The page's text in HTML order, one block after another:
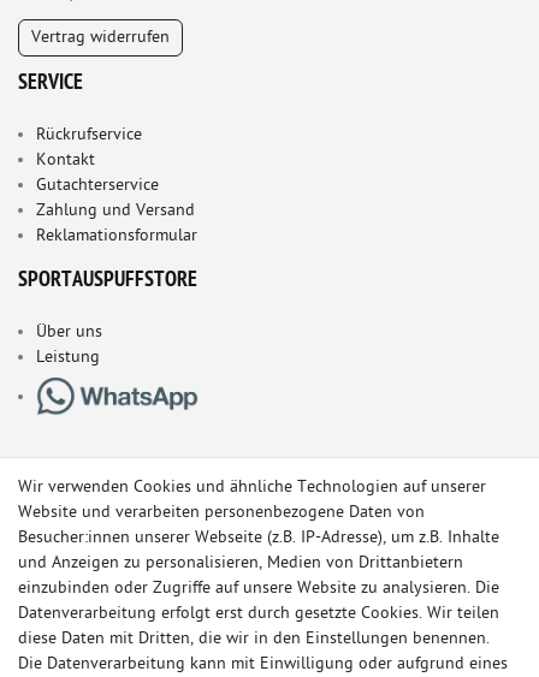
Vertrag widerrufen
SERVICE
Rückrufservice
Kontakt
Gutachterservice
Zahlung und Versand
Reklamationsformular
SPORTAUSPUFFSTORE
Über uns
Leistung
Wir verwenden Cookies und ähnliche Technologien auf unserer
Website und verarbeiten personenbezogene Daten von
Besucher:innen unserer Webseite (z.B. IP-Adresse), um z.B. Inhalte
und Anzeigen zu personalisieren, Medien von Drittanbietern
einzubinden oder Zugriffe auf unsere Website zu analysieren. Die
Datenverarbeitung erfolgt erst durch gesetzte Cookies. Wir teilen
diese Daten mit Dritten, die wir in den Einstellungen benennen.
Die Datenverarbeitung kann mit Einwilligung oder aufgrund eines